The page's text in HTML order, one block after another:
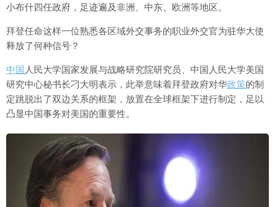
小布什四任政府，足迹遍及非洲、中东、欧洲等地区。
拜登任命这样一位熟悉各区域外交事务的职业外交官为驻华大使
释放了何种信号？
中国 人民大学国家发展与战略研究院研究员、中国人民大学美国
研究中心秘书长刁大明表示，此举意味着拜登政府对华政策的制
定跳脱出了双边关系的框架，放置在全球框架下进行制定，足以
凸显中国事务对美国的重要性。